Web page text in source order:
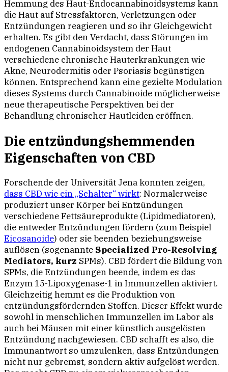
Hemmung des Haut-Endocannabinoidsystems kann
die Haut auf Stressfaktoren, Verletzungen oder
Entzündungen reagieren und so ihr Gleichgewicht
erhalten. Es gibt den Verdacht, dass Störungen im
endogenen Cannabinoidsystem der Haut
verschiedene chronische Hauterkrankungen wie
Akne, Neurodermitis oder Psoriasis begünstigen
können. Entsprechend kann eine gezielte Modulation
dieses Systems durch Cannabinoide möglicherweise
neue therapeutische Perspektiven bei der
Behandlung chronischer Hautleiden eröffnen.
Die entzündungshemmenden
Eigenschaften von CBD
Forschende der Universität Jena konnten zeigen,
dass CBD wie ein „Schalter“ wirkt: Normalerweise
produziert unser Körper bei Entzündungen
verschiedene Fettsäureprodukte (Lipidmediatoren),
die entweder Entzündungen fördern (zum Beispiel
Eicosanoide) oder sie beenden beziehungsweise
auflösen (sogenannte Specialized Pro-Resolving
Mediators, kurz SPMs). CBD fördert die Bildung von
SPMs, die Entzündungen beende, indem es das
Enzym 15-Lipoxygenase-1 in Immunzellen aktiviert.
Gleichzeitig hemmt es die Produktion von
entzündungsfördernden Stoffen. Dieser Effekt wurde
sowohl in menschlichen Immunzellen im Labor als
auch bei Mäusen mit einer künstlich ausgelösten
Entzündung nachgewiesen. CBD schafft es also, die
Immunantwort so umzulenken, dass Entzündungen
nicht nur gebremst, sondern aktiv aufgelöst werden.